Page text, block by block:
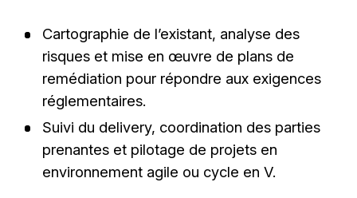
Cartographie de l’existant, analyse des
risques et mise en œuvre de plans de
remédiation pour répondre aux exigences
réglementaires.
Suivi du delivery, coordination des parties
prenantes et pilotage de projets en
environnement agile ou cycle en V.